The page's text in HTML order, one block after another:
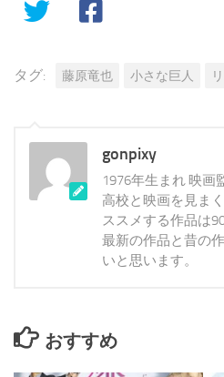
タグ: 藤原竜也 小さな巨人
gonpixy
1976年生まれ 映画
高校と映画を見ま
ススメする作品は
最新の作品と昔の
いと思います。
おすすめ